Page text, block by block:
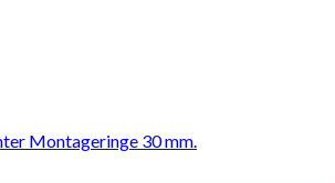
Montageringe 30 mm.